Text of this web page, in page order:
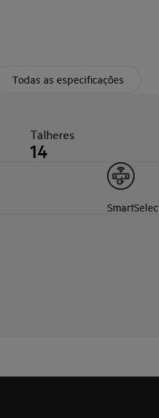
Todas as especificações
Talheres
14